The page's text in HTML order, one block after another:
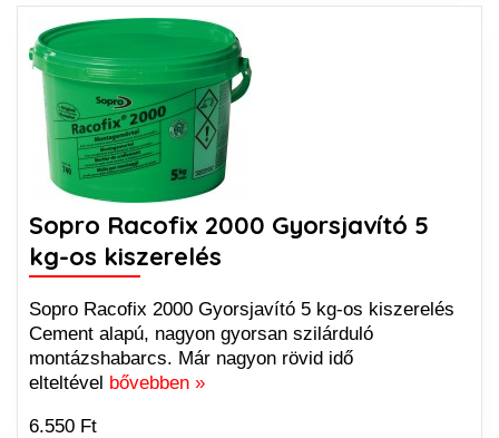
Sopro Racofix 2000 Gyorsjavító 5
kg-os kiszerelés
Sopro Racofix 2000 Gyorsjavító 5 kg-os kiszerelés
Cement alapú, nagyon gyorsan szilárduló
montázshabarcs. Már nagyon rövid idő
elteltével bővebben »
6.550 Ft